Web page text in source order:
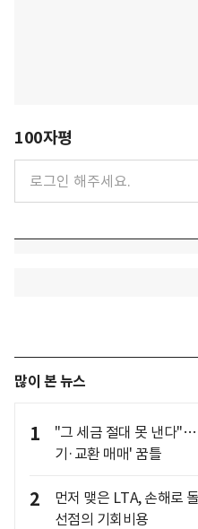
100자평
많이 본 뉴스
1
"그 세금 절대 못 낸다
기·교환 매매' 꿈틀
2
먼저 맺은 LTA, 손해로
선점의 기회비용